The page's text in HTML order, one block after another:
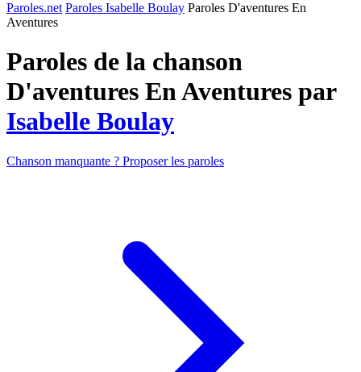
Paroles.net Paroles Isabelle Boulay Paroles D'aventures En
Aventures
Paroles de la chanson
D'aventures En Aventures par
Isabelle Boulay
Chanson manquante ? Proposer les paroles